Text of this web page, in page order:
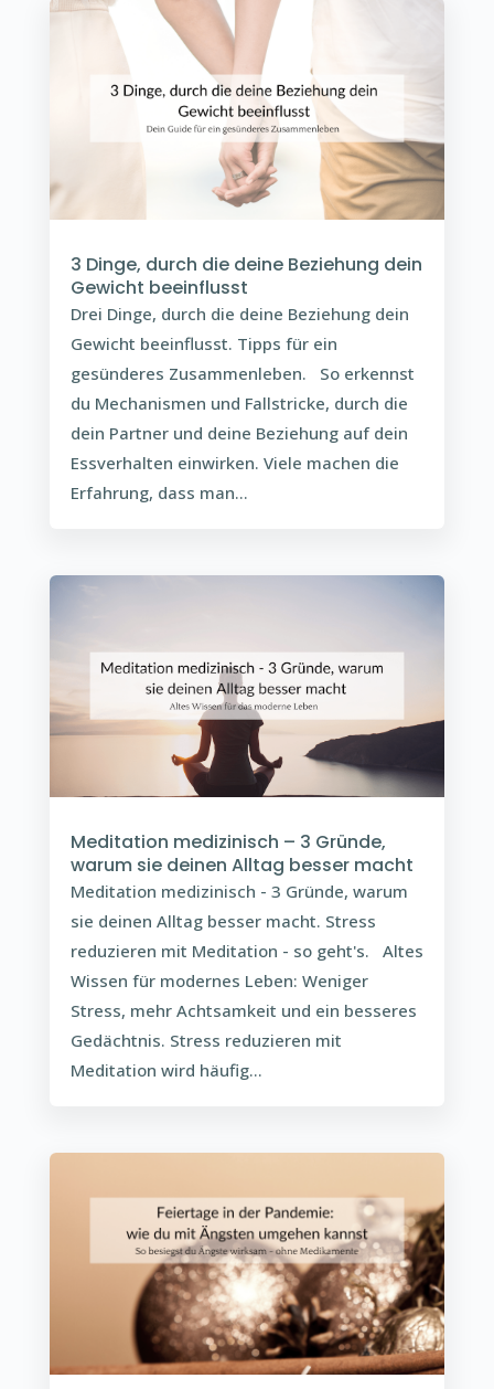
3 Dinge, durch die deine Beziehung dein
Gewicht beeinflusst
Drei Dinge, durch die deine Beziehung dein
Gewicht beeinflusst. Tipps für ein
gesünderes Zusammenleben. So erkennst
du Mechanismen und Fallstricke, durch die
dein Partner und deine Beziehung auf dein
Essverhalten einwirken. Viele machen die
Erfahrung, dass man...
Meditation medizinisch – 3 Gründe,
warum sie deinen Alltag besser macht
Meditation medizinisch - 3 Gründe, warum
sie deinen Alltag besser macht. Stress
reduzieren mit Meditation - so geht's. Altes
Wissen für modernes Leben: Weniger
Stress, mehr Achtsamkeit und ein besseres
Gedächtnis. Stress reduzieren mit
Meditation wird häufig...